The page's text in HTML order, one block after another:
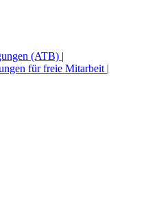
(ATB) |
für freie Mitarbeit |